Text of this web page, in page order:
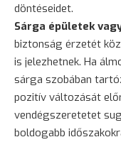
döntéseidet.
Sárga épületek
biztonság érzetét
is jelezhetnek. Ha
sárga szobában
pozitív változását
vendégszeretetet
boldogabb